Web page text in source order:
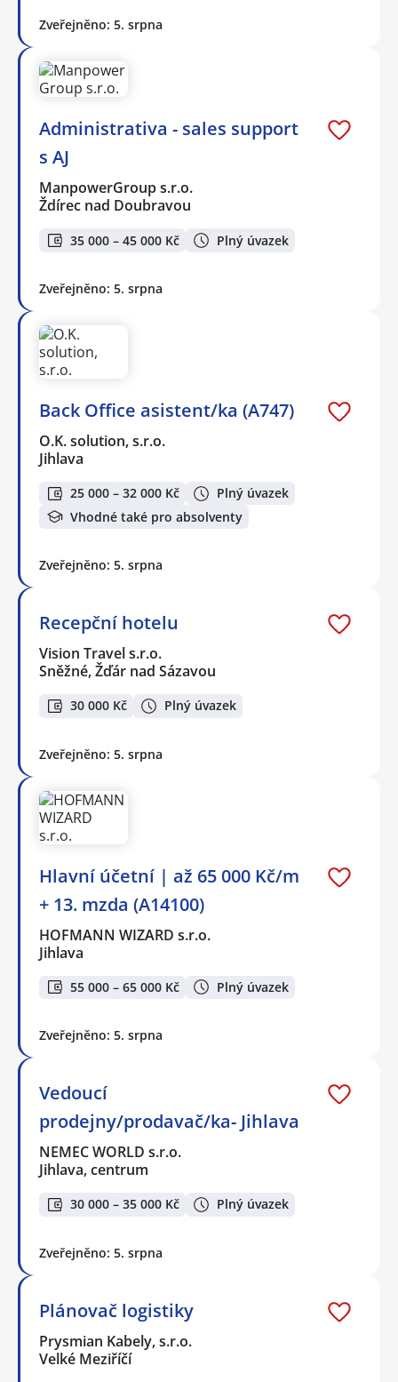
Zveřejněno: 5. srpna
Administrativa - sales support
s AJ
ManpowerGroup s.r.o.
Ždírec nad Doubravou
35 000 – 45 000 Kč Plný úvazek
Zveřejněno: 5. srpna
Back Office asistent/ka (A747)
O.K. solution, s.r.o.
Jihlava
25 000 – 32 000 Kč
Plný úvazek
Vhodné také pro absolventy
Zveřejněno: 5. srpna
Recepční hotelu
Vision Travel s.r.o.
Sněžné, Žďár nad Sázavou
30 000 Kč Plný úvazek
Zveřejněno: 5. srpna
Hlavní účetní | až 65 000 Kč/m
+ 13. mzda (A14100)
HOFMANN WIZARD s.r.o.
Jihlava
55 000 – 65 000 Kč Plný úvazek
Zveřejněno: 5. srpna
Vedoucí
prodejny/prodavač/ka- Jihlava
NEMEC WORLD s.r.o.
Jihlava, centrum
30 000 – 35 000 Kč Plný úvazek
Zveřejněno: 5. srpna
Plánovač logistiky
Prysmian Kabely, s.r.o.
Velké Meziříčí